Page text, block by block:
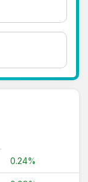
0.24%